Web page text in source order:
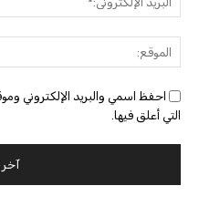
احفظ اسمي والبريد الإلكتروني
التي أعلق فيها.